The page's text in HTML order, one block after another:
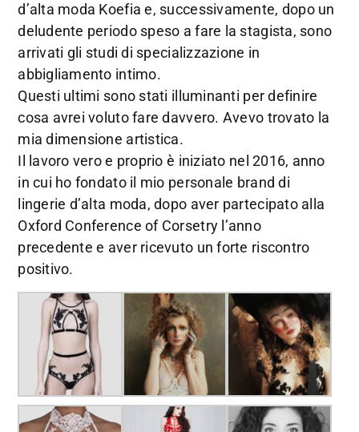
d’alta moda Koefia e, successivamente, dopo un
deludente periodo speso a fare la stagista, sono
arrivati gli studi di specializzazione in
abbigliamento intimo.
Questi ultimi sono stati illuminanti per definire
cosa avrei voluto fare davvero. Avevo trovato la
mia dimensione artistica.
Il lavoro vero e proprio è iniziato nel 2016, anno
in cui ho fondato il mio personale brand di
lingerie d’alta moda, dopo aver partecipato alla
Oxford Conference of Corsetry l’anno
precedente e aver ricevuto un forte riscontro
positivo.